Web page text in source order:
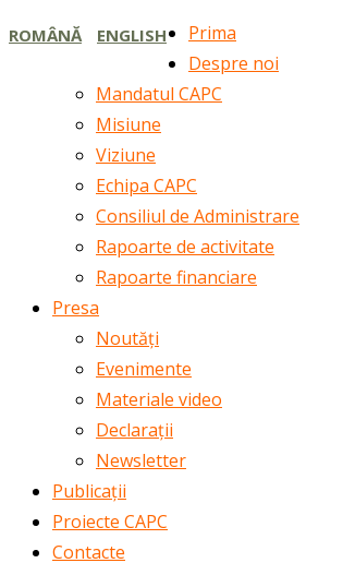
ROMÂNĂ ENGLISH
Prima
Despre noi
Mandatul CAPC
Misiune
Viziune
Echipa CAPC
Consiliul de Administrare
Rapoarte de activitate
Rapoarte financiare
Presa
Noutăți
Evenimente
Materiale video
Declarații
Newsletter
Publicații
Proiecte CAPC
Contacte